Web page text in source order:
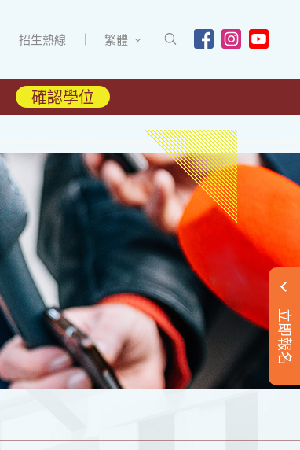
招生熱線 繁體
確認學位
立即報名